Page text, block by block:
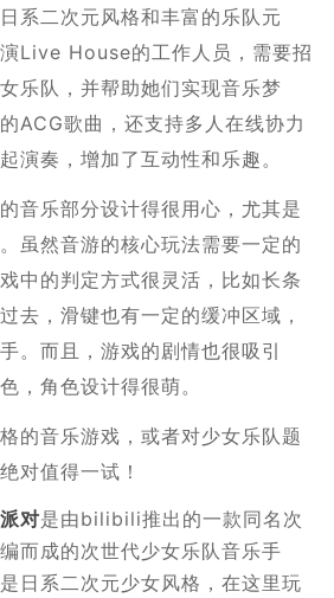
系二次元风格和丰富的乐队元
Live House的工作人员，需要招
乐队，并帮助她们实现音乐梦
ACG歌曲，还支持多人在线协力
演奏，增加了互动性和乐趣。
音乐部分设计得很用心，尤其是
虽然音游的核心玩法需要一定的
中的判定方式很灵活，比如长条
去，滑键也有一定的缓冲区域，
。而且，游戏的剧情也很吸引
，角色设计得很萌。
的音乐游戏，或者对少女乐队题
对值得一试！
对是由bilibili推出的一款同名次
而成的次世代少女乐队音乐手
日系二次元少女风格，在这里玩